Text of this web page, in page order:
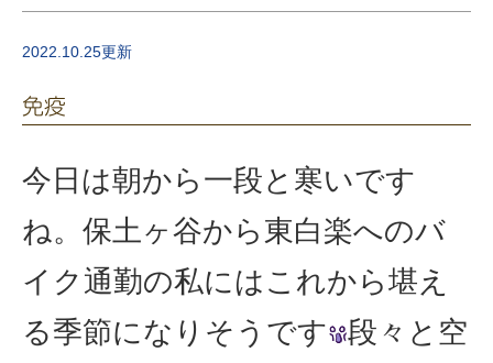
2022.10.25更新
免疫
今日は朝から一段と寒いです
ね。保土ヶ谷から東白楽へのバ
イク通勤の私にはこれから堪え
る季節になりそうです
段々と空